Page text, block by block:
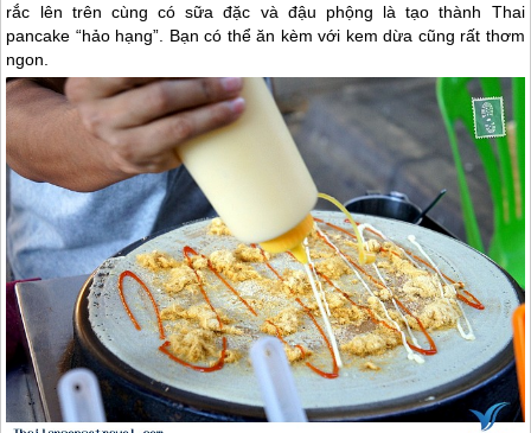
rắc lên trên cùng có sữa đặc và đậu phộng là tạo thành Thai
pancake “hảo hạng”. Bạn có thể ăn kèm với kem dừa cũng rất thơm
ngon.